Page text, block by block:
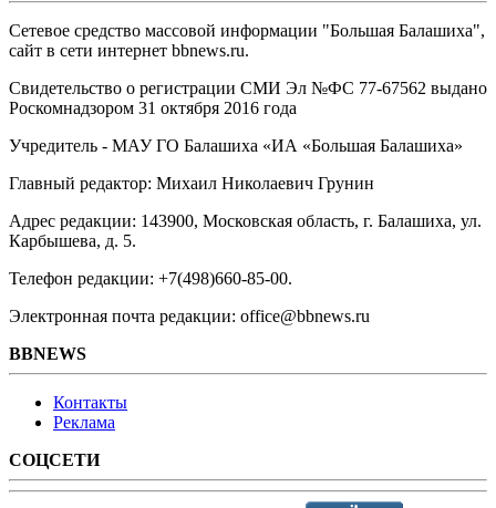
Сетевое средство массовой информации "Большая Балашиха",
сайт в сети интернет bbnews.ru.
Свидетельство о регистрации СМИ Эл №ФС ‎77-67562 выдано
Роскомнадзором 31 октября 2016 года
Учредитель - МАУ ГО Балашиха «ИА «Большая Балашиха»
Главный редактор: Михаил Николаевич Грунин
Адрес редакции: 143900, Московская область, г. Балашиха, ул.
Карбышева, д. 5.
Телефон редакции: +7(498)660-85-00.
Электронная почта редакции: office@bbnews.ru
BBNEWS
Контакты
Реклама
СОЦСЕТИ